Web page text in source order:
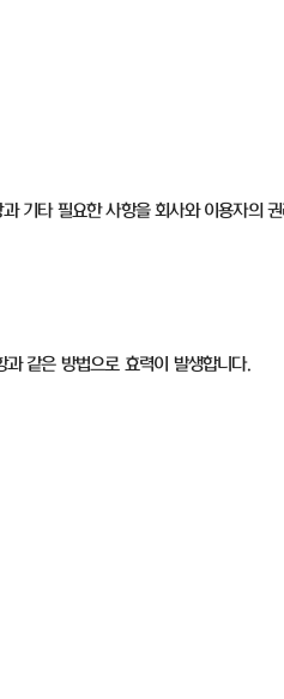
기타 필요한 사항을 회사와 이용자의
같은 방법으로 효력이 발생합니다.